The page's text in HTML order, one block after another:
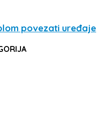
povezati uređaje